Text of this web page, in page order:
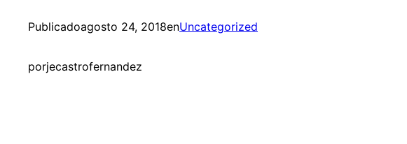
Publicadoagosto 24, 2018enUncategorized
porjecastrofernandez